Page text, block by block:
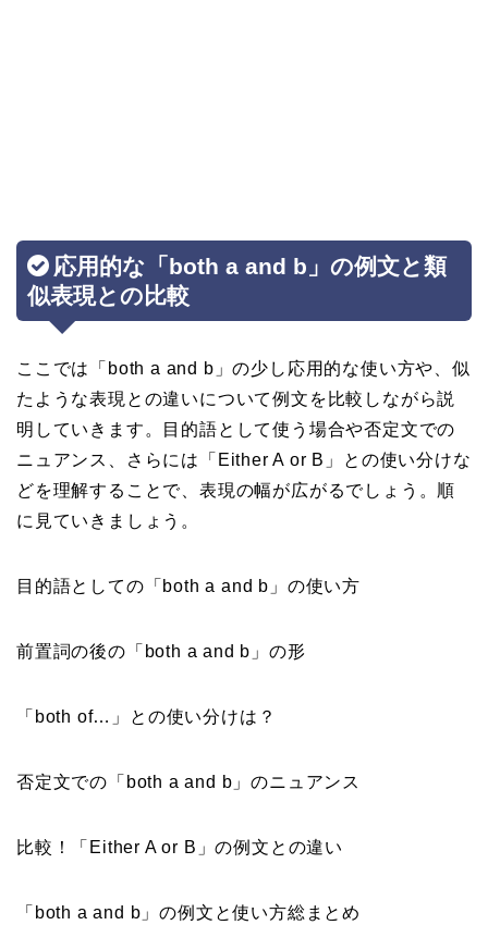
応用的な「both a and b」の例文と類
似表現との比較
ここでは「both a and b」の少し応用的な使い方や、似
たような表現との違いについて例文を比較しながら説
明していきます。目的語として使う場合や否定文での
ニュアンス、さらには「Either A or B」との使い分けな
どを理解することで、表現の幅が広がるでしょう。順
に見ていきましょう。
目的語としての「both a and b」の使い方
前置詞の後の「both a and b」の形
「both of…」との使い分けは？
否定文での「both a and b」のニュアンス
比較！「Either A or B」の例文との違い
「both a and b」の例文と使い方総まとめ